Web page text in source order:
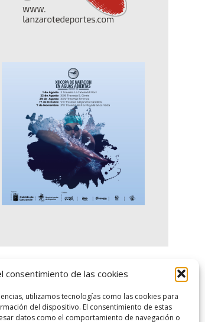
consentimiento de las cookies
utilizamos tecnologías como las cookies para
del dispositivo. El consentimiento de estas
datos como el comportamiento de navegación o
logo SID